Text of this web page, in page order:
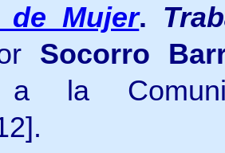
de Mujer.
Socorro
a la